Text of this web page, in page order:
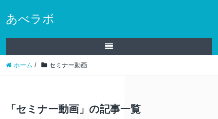
あべラボ
ホーム / セミナー動画
「セミナー動画」の記事一覧